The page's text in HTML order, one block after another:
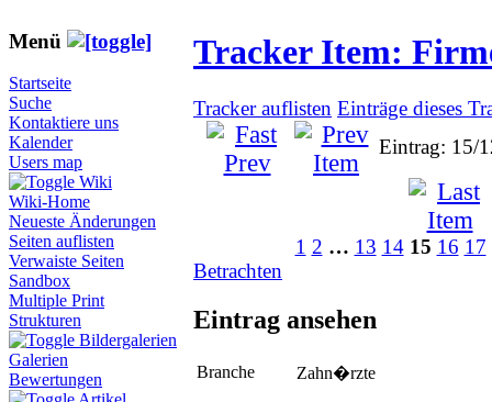
Menü
Startseite
Suche
Kontaktiere uns
Kalender
Users map
Wiki
Wiki-Home
Neueste Änderungen
Seiten auflisten
Verwaiste Seiten
Sandbox
Multiple Print
Strukturen
Bildergalerien
Galerien
Bewertungen
Tracker Item:
Tracker auflisten Einträge dieses
Eintrag: 15/
1 2 … 13 14 15 16 17
Betrachten
Eintrag ansehen
Branche Zahn�rzte